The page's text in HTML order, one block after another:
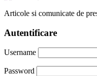
Articole si comunicate de
Autentificare
Username
Password